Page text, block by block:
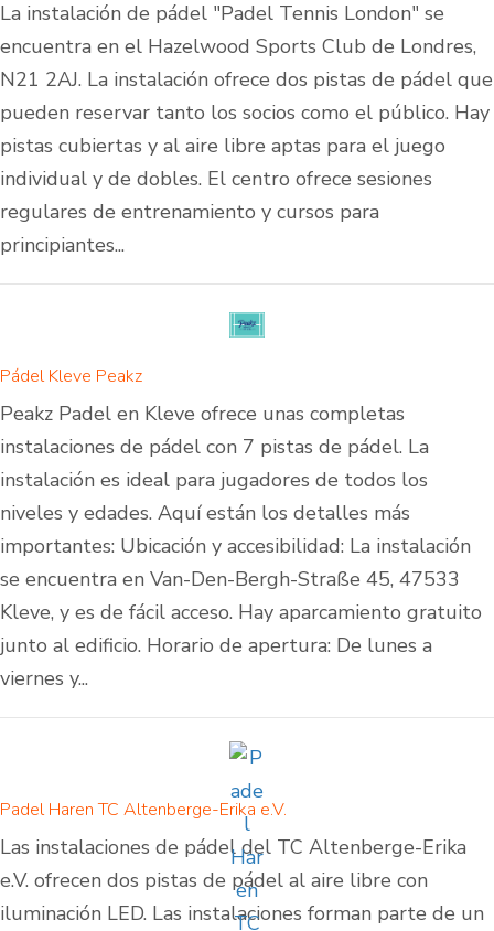
La instalación de pádel "Padel Tennis London" se
encuentra en el Hazelwood Sports Club de Londres,
N21 2AJ. La instalación ofrece dos pistas de pádel que
pueden reservar tanto los socios como el público. Hay
pistas cubiertas y al aire libre aptas para el juego
individual y de dobles. El centro ofrece sesiones
regulares de entrenamiento y cursos para
principiantes...
Pádel Kleve Peakz
Peakz Padel en Kleve ofrece unas completas
instalaciones de pádel con 7 pistas de pádel. La
instalación es ideal para jugadores de todos los
niveles y edades. Aquí están los detalles más
importantes: Ubicación y accesibilidad: La instalación
se encuentra en Van-Den-Bergh-Straße 45, 47533
Kleve, y es de fácil acceso. Hay aparcamiento gratuito
junto al edificio. Horario de apertura: De lunes a
viernes y...
Padel Haren TC Altenberge-Erika e.V.
Las instalaciones de pádel del TC Altenberge-Erika
e.V. ofrecen dos pistas de pádel al aire libre con
iluminación LED. Las instalaciones forman parte de un